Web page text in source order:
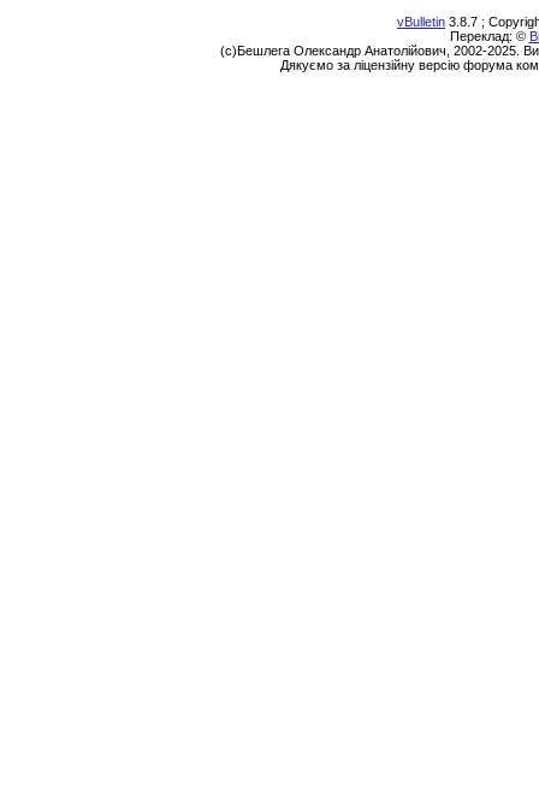
vBulletin 3.8.7 ;
Переклад: ©
(с)Бешлега Олександр Анатолійович, 2002-2025.
Дякуємо за ліцензійну версію форума